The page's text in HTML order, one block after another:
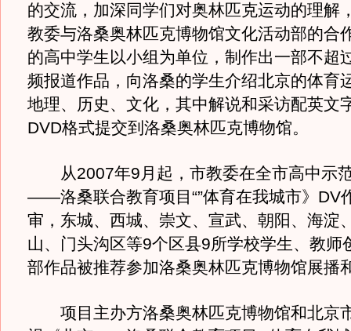
的交流，加深同学们对奥林匹克运动的理解
教委与洛桑奥林匹克博物馆文化活动部的合
的高中学生以小组为单位，制作出一部不超
频报道作品，向洛桑的学生介绍北京的体育
地理、历史、文化，其中解说和采访配英文
DVD格式提交到洛桑奥林匹克博物馆。
从2007年9月起，市教委在全市高中示
——洛桑联合教育项目“”体育在我城市》DV
审，东城、西城、崇文、宣武、朝阳、海淀
山、门头沟区等9个区县9所学校学生、教师
部作品被推荐参加洛桑奥林匹克博物馆展播
项目主办方洛桑奥林匹克博物馆和北京